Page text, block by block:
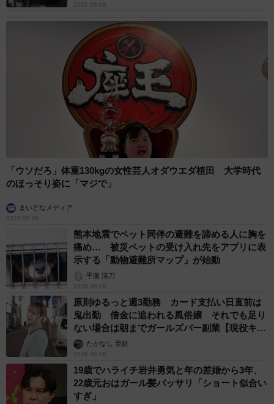
2026.08.08
「ウソだろ」体重130kgの女性芸人オダウエダ植田 大学時代
のほっそり姿に「マジで」
まいどなメディア
2026.08.08
熊本地震でペット同伴の避難を諦める人に胸を
痛め… 被災ペットの受け入れ先をアプリに表
示する「動物避難所マップ」が始動
平藤 清刀
2026.08.08
原則ゆるっと週3勤務 カード支払い日直前は
鬼出勤 借金に追われる風俗嬢 それでも足り
ない場合は朝までガールズバー副業【現役キャ
ストに取材】
たかなし 亜妖
2026.08.08
19歳でハライチ岩井勇気と年の差婚から3年、
22歳元おはガール髪バッサリ「ショート似合い
すぎ」